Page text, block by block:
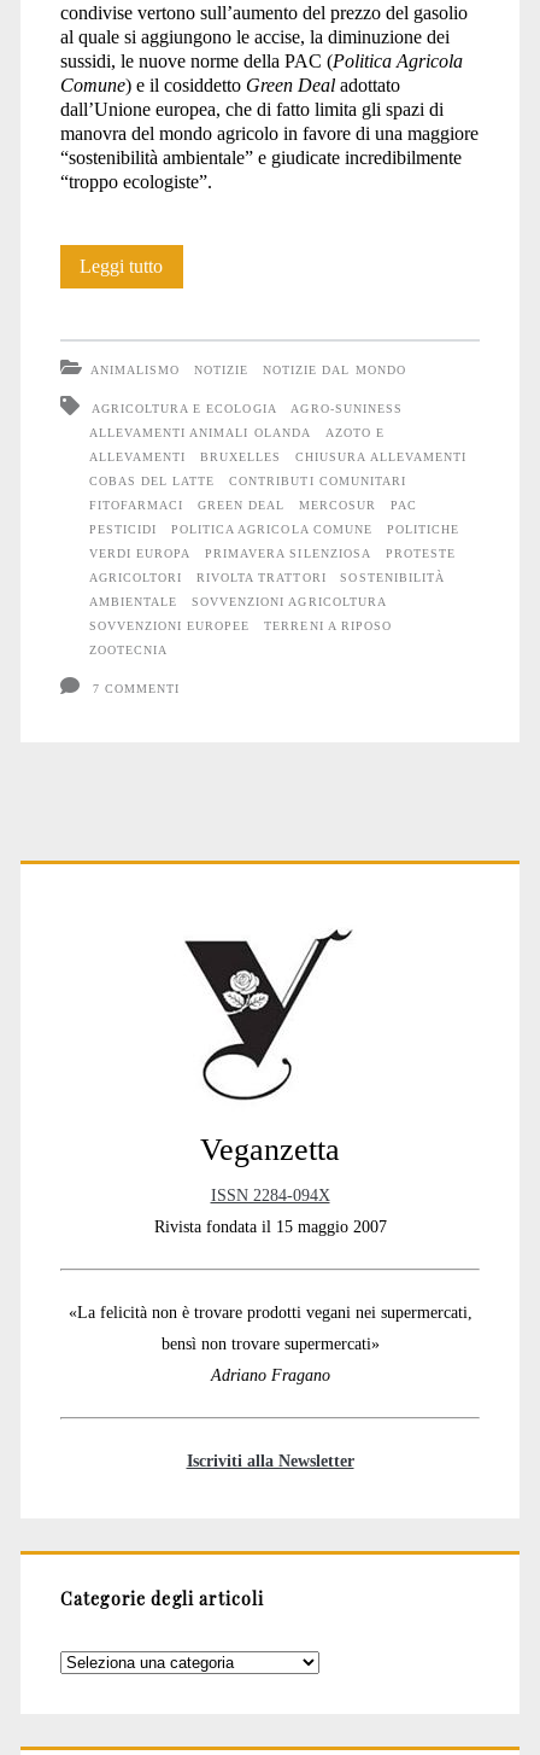
condivise vertono sull’aumento del prezzo del gasolio
al quale si aggiungono le accise, la diminuzione dei
sussidi, le nuove norme della PAC (Politica Agricola
Comune) e il cosiddetto Green Dealadottato
dall’Unione europea, che di fatto limita gli spazi di
manovra del mondo agricolo in favore di una maggiore
“sostenibilità ambientale” e giudicate incredibilmente
“troppo ecologiste”.
Leggi tuttoConsiderazioni
trattori”
ANIMALISMO NOTIZIE NOTIZIE DAL MONDO
AGRICOLTURA E ECOLOGIA
AGRO-SUNINESS
ALLEVAMENTI ANIMALI OLANDA
AZOTO E
ALLEVAMENTI
BRUXELLES
CHIUSURA ALLEVAMENTI
COBAS DEL LATTE
CONTRIBUTI COMUNITARI
FITOFARMACI
GREEN DEAL MERCOSUR
PAC
PESTICIDI
POLITICA AGRICOLA COMUNE
POLITICHE
VERDI EUROPA
PRIMAVERA SILENZIOSA
PROTESTE
AGRICOLTORI
RIVOLTA TRATTORI
SOSTENIBILITÀ
AMBIENTALE
SOVVENZIONI AGRICOLTURA
SOVVENZIONI EUROPEE
TERRENI A RIPOSO
ZOOTECNIA
7 COMMENTI
Primary
Veganzetta
ISSN 2284-094X
Rivista fondata il 15 maggio 2007
«La felicità non è trovare prodotti vegani nei supermercati,
bensì non trovare supermercati»
Adriano Fragano
Iscriviti alla Newsletter
Categorie degli articoli
Categorie